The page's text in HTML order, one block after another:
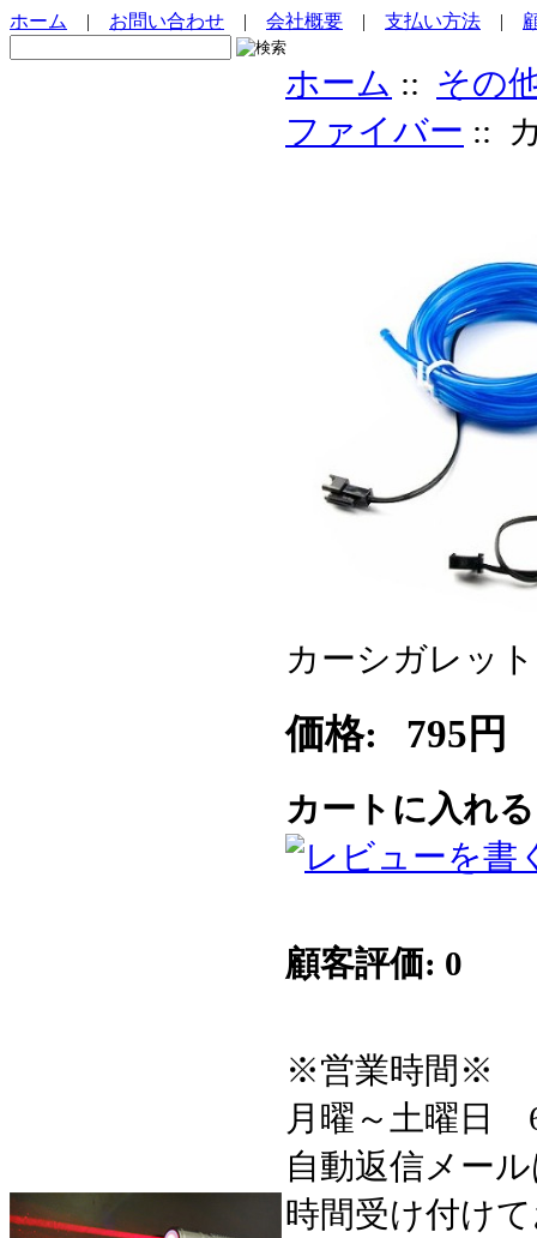
ホーム | お問い合わせ | 会社概要 | 支払い方法 |
ホーム :: その
ファイバー ::
カーシガレッ
価格: 795円
カートに入れ
顧客評価: 0
※営業時間※
月曜～土曜日
自動返信メー
時間受け付け